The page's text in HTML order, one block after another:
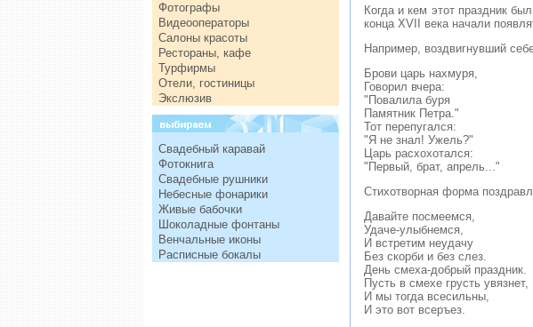
Фотографы
Видеооператоры
Салоны красоты
Рестораны, кафе
Турфирмы
Отели, гостиницы
Экслюзив
Свадебный каравай
Фотокнига
Свадебные рушники
Небесные фонарики
Живые бабочки
Шоколадные фонтаны
Венчальные иконы
Расписные бокалы
Когда и кем этот праздник
конца XVII века начали
Например, воздвигнувший
Брови царь нахмуря,
Говорил вчера:
"Повалила буря
Памятник Петра."
Тот перепугался:
"Я не знал! Ужель?"
Царь расхохотался:
"Первый, брат, апрель..."
Стихотворная форма
Давайте посмеемся,
Удаче-улыбнемся,
И встретим неудачу
Без скорби и без слез.
День смеха-добрый праздник.
Пусть в смехе грусть увязнет,
И мы тогда всесильны,
И это вот всеръез.